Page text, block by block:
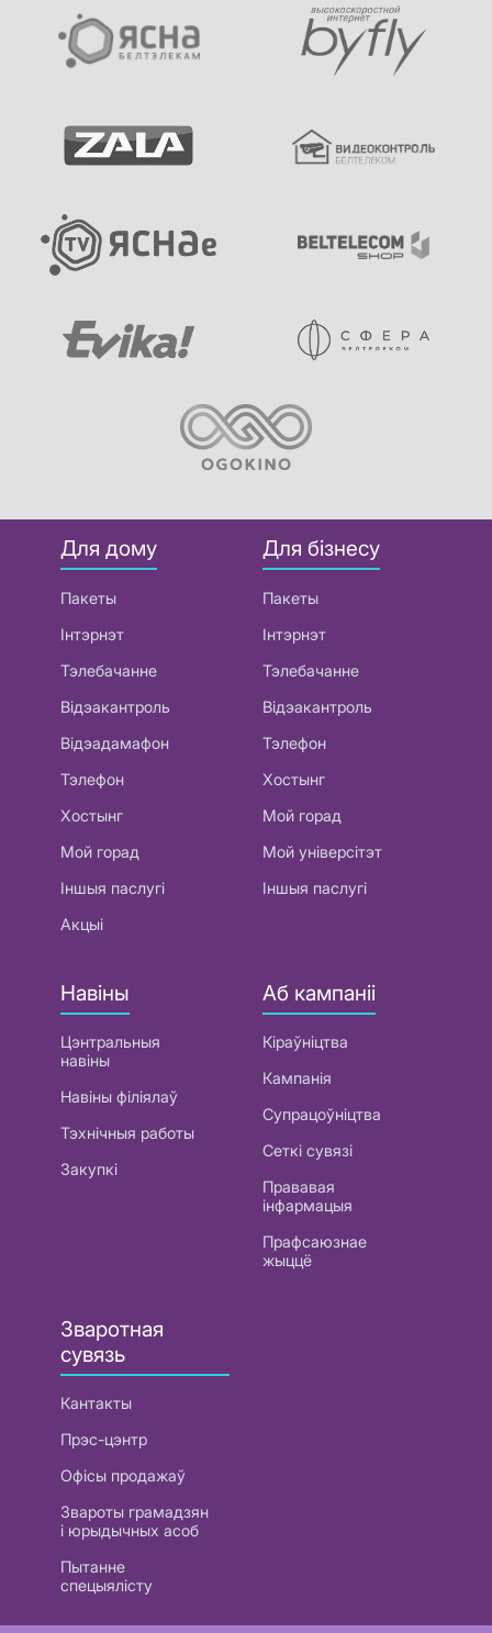
Для дому
Пакеты
Інтэрнэт
Тэлебачанне
Відэакантроль
Відэадамафон
Тэлефон
Хостынг
Мой горад
Іншыя паслугі
Акцыі
Для бізнесу
Пакеты
Інтэрнэт
Тэлебачанне
Відэакантроль
Тэлефон
Хостынг
Мой горад
Мой універсітэт
Іншыя паслугі
Навіны
Цэнтральныя
навіны
Навіны філіялаў
Тэхнічныя работы
Закупкі
Аб кампаніі
Кіраўніцтва
Кампанія
Супрацоўніцтва
Сеткі сувязі
Прававая
інфармацыя
Прафсаюзнае
жыццё
Зваротная
сувязь
Кантакты
Прэс-цэнтр
Офісы продажаў
Звароты грамадзян
і юрыдычных асоб
Пытанне
спецыялісту